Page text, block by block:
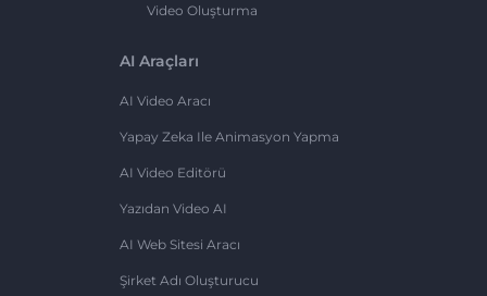
Video Oluşturma
AI Araçları
AI Video Aracı
Yapay Zeka Ile Animasyon Yapma
AI Video Editörü
Yazıdan Video AI
AI Web Sitesi Aracı
Şirket Adı Oluşturucu